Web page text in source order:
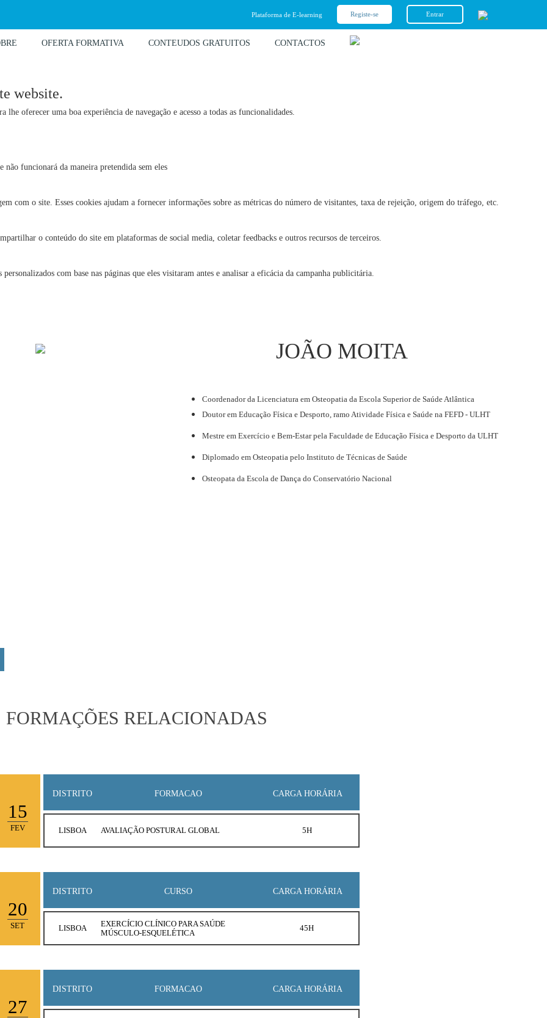
Plataforma de E-learning Registe-se Entrar
OFERTA FORMATIVA CONTEUDOS GRATUITOS CONTACTOS
website.
oferecer uma boa experiência de navegação e acesso a todas as funcionalidades.
não funcionará da maneira pretendida sem eles
com o site. Esses cookies ajudam a fornecer informações sobre as métricas do número de visitantes, taxa de rejeição, origem do tráfego, etc.
o conteúdo do site em plataformas de social media, coletar feedbacks e outros recursos de terceiros.
com base nas páginas que eles visitaram antes e analisar a eficácia da campanha publicitária.
JOÃO MOITA
Coordenador da Licenciatura em Osteopatia da Escola Superior de Saúde Atlântica
Doutor em Educação Física e Desporto, ramo Atividade Física e Saúde na FEFD - ULHT
Mestre em Exercício e Bem-Estar pela Faculdade de Educação Física e Desporto da ULHT
Diplomado em Osteopatia pelo Instituto de Técnicas de Saúde
Osteopata da Escola de Dança do Conservatório Nacional
FORMAÇÕES RELACIONADAS
15
FEV
DISTRITO FORMACAO CARGA HORÁRIA
LISBOA AVALIAÇÃO POSTURAL GLOBAL 5H
20
SET
DISTRITO CURSO CARGA HORÁRIA
LISBOA
EXERCÍCIO CLÍNICO PARA SAÚDE
MÚSCULO-ESQUELÉTICA
45H
27
DISTRITO FORMACAO CARGA HORÁRIA